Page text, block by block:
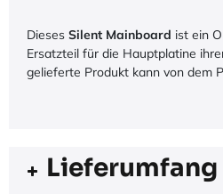
Dieses Silent Mainboard ist ein
Ersatzteil für die Hauptplatine
gelieferte Produkt kann von dem
Lieferumfang